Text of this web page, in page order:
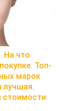
На что
Топ-
марок
лучшая.
стоимости